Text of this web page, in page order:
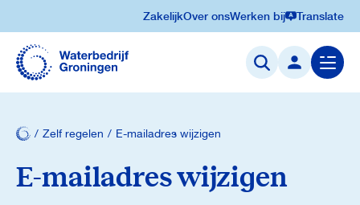
Navigatie
overslaan
ZakelijkOver onsWerken bij Translate
Menu
openen
Zelf regelen E-mailadres wijzigen
E-mailadres wijzigen